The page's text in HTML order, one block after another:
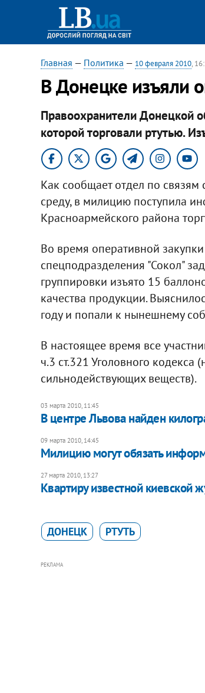
Главная — Политика — 10 февраля 2010,
В Донецке изъяли
Правоохранители Донецкой
которой торговали ртутью.
Как сообщает отдел по
среду, в милицию поступила
Красноармейского района
Во время оперативной
спецподразделения "Сокол"
группировки изъято 15
качества продукции.
году и попали к нынешнему
В настоящее время все
ч.3 ст.321 Уголовного
сильнодействующих веществ).
03 марта 2010, 11:45
В центре Львова найден
09 марта 2010, 14:45
Милицию могут обязать
27 марта 2010, 13:27
Квартиру известной киевской
ДОНЕЦК РТУТЬ
РЕКЛАМА